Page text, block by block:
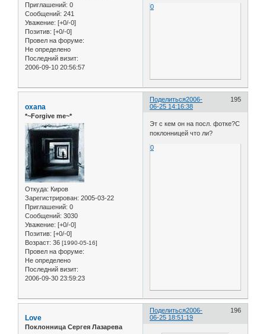
Приглашений: 0
Сообщений: 241
Уважение: [+0/-0]
Позитив: [+0/-0]
Провел на форуме:
Не определено
Последний визит:
2006-09-10 20:56:57
0
Поделиться 195
2006-
06-25 14:16:38
oxana
*~Forgive me~*
Откуда: Киров
Зарегистрирован: 2005-03-22
Приглашений: 0
Сообщений: 3030
Уважение: [+0/-0]
Позитив: [+0/-0]
Возраст: 36 [1990-05-16]
Провел на форуме:
Не определено
Последний визит:
2006-09-30 23:59:23
Эт с кем он на посл. фотке?С
поклонницей что ли?
0
Поделиться 196
2006-
06-25 18:51:19
Love
Поклонница Сергея Лазарева